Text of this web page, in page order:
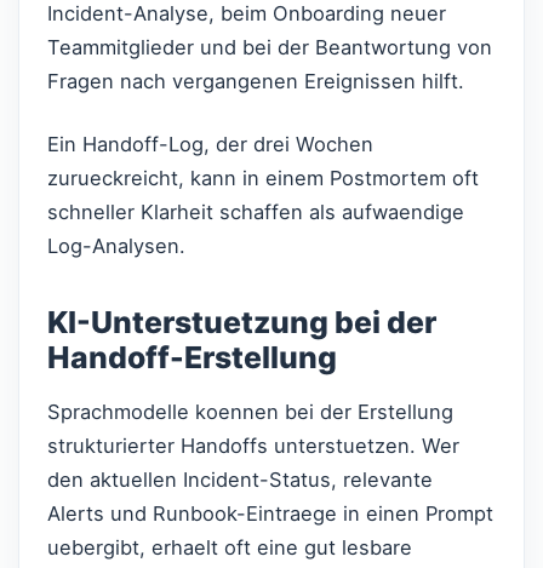
Incident-Analyse, beim Onboarding neuer
Teammitglieder und bei der Beantwortung von
Fragen nach vergangenen Ereignissen hilft.
Ein Handoff-Log, der drei Wochen
zurueckreicht, kann in einem Postmortem oft
schneller Klarheit schaffen als aufwaendige
Log-Analysen.
KI-Unterstuetzung bei der
Handoff-Erstellung
Sprachmodelle koennen bei der Erstellung
strukturierter Handoffs unterstuetzen. Wer
den aktuellen Incident-Status, relevante
Alerts und Runbook-Eintraege in einen Prompt
uebergibt, erhaelt oft eine gut lesbare